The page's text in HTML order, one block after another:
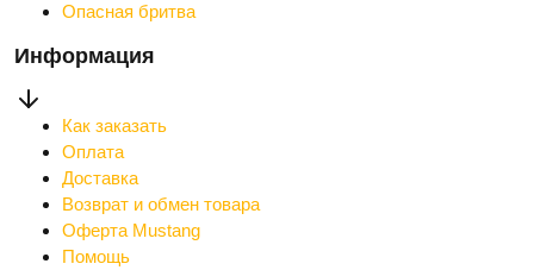
Опасная бритва
Информация
Как заказать
Оплата
Доставка
Возврат и обмен товара
Оферта Mustang
Помощь